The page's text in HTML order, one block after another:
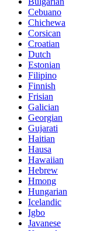
Cebuano
Chichewa
Corsican
Croatian
Dutch
Estonian
Filipino
Finnish
Frisian
Galician
Georgian
Gujarati
Haitian
Hausa
Hawaiian
Hebrew
Hmong
Hungarian
Icelandic
Igbo
Javanese